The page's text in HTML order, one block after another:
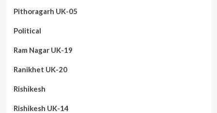
Pithoragarh UK-05
Political
Ram Nagar UK-19
Ranikhet UK-20
Rishikesh
Rishikesh UK-14